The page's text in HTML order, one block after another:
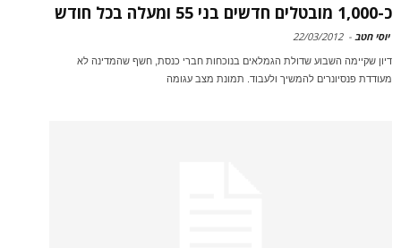
כ-1,000 מובטלים חדשים בני 55 ומעלה בכל חודש
יוסי חטב -
22/03/2012
דיון שקיימה השבוע שדולת הגמלאים בנוכחות חברי כנסת, חשף שהמדינה לא
מעודדת פנסיונרים להמשיך ולעבוד. תמונת מצב עגומה